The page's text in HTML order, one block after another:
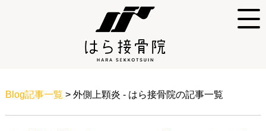
Blog記事一覧 > 外側上顆炎 - はら接骨院の記事一覧